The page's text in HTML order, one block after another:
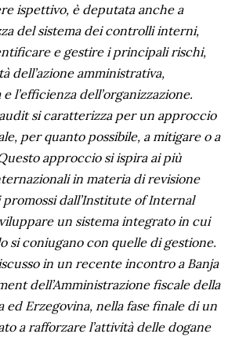
ispettivo, è deputata anche a
del sistema dei controlli interni,
e gestire i principali rischi,
dell’azione amministrativa,
l’efficienza dell’organizzazione.
si caratterizza per un approccio
per quanto possibile, a mitigare o a
approccio si ispira ai più
in materia di revisione
dall’Institute of Internal
un sistema integrato in cui
si coniugano con quelle di gestione.
in un recente incontro a Banja
dell’Amministrazione fiscale della
ed Erzegovina, nella fase finale di un
a rafforzare l’attività delle dogane